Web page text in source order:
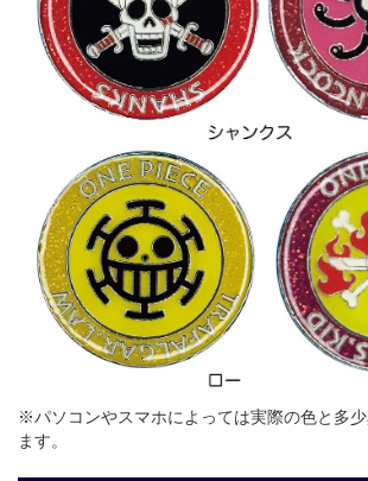
※パソコンやスマホによっては実際の色と多
ます。